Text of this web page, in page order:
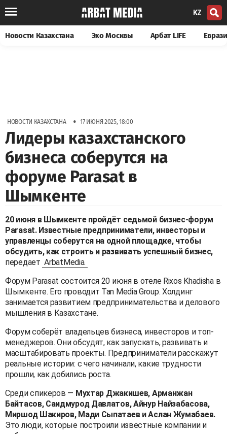
KZ
Новости Казахстана Эхо Москвы Арбат LIFE
НОВОСТИ КАЗАХСТАНА • 17 ИЮНЯ 2025, 18:00
Лидеры казахстанского
бизнеса соберутся на
форуме Parasat в
Шымкенте
20 июня в Шымкенте пройдёт седьмой бизнес-форум
Parasat. Известные предприниматели, инвесторы и
управленцы соберутся на одной площадке, чтобы
обсудить, как строить и развивать успешный бизнес,
передает ArbatMedia.
Форум Parasat состоится 20 июня в отеле Rixos Khadisha в
Шымкенте. Его проводит Tan Media Group. Холдинг
занимается развитием предпринимательства и делового
мышления в Казахстане.
Форум соберёт владельцев бизнеса, инвесторов и топ-
менеджеров. Они обсудят, как запускать, развивать и
масштабировать проекты. Предприниматели расскажут
реальные истории: с чего начинали, какие трудности
прошли, как добились роста.
Среди спикеров — Мухтар Джакишев, Арманжан
Байтасов, Саидмурод Давлатов, Айнур Найзабасова,
Миршод Шакиров, Мади Сыпатаев и Аслан Жумабаев.
Это люди, которые построили известные компании и